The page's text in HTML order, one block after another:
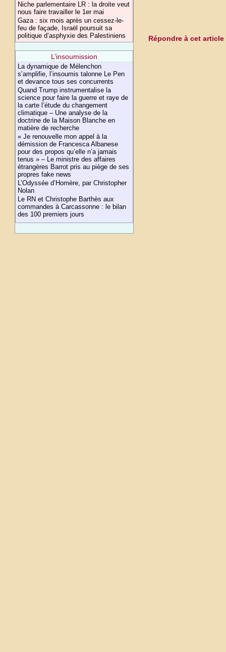
Niche parlementaire LR : la droite veut
nous faire travailler le 1er mai
Gaza : six mois après un cessez-le-
feu de façade, Israël poursuit sa
politique d’asphyxie des Palestiniens
L’insoumission
La dynamique de Mélenchon
s’amplifie, l’insoumis talonne Le Pen
et devance tous ses concurrents
Quand Trump instrumentalise la
science pour faire la guerre et raye de
la carte l’étude du changement
climatique – Une analyse de la
doctrine de la Maison Blanche en
matière de recherche
« Je renouvelle mon appel à la
démission de Francesca Albanese
pour des propos qu’elle n’a jamais
tenus » – Le ministre des affaires
étrangères Barrot pris au piège de ses
propres fake news
L’Odyssée d’Homère, par Christopher
Nolan
Le RN et Christophe Barthès aux
commandes à Carcassonne : le bilan
des 100 premiers jours
Répondre à cet article